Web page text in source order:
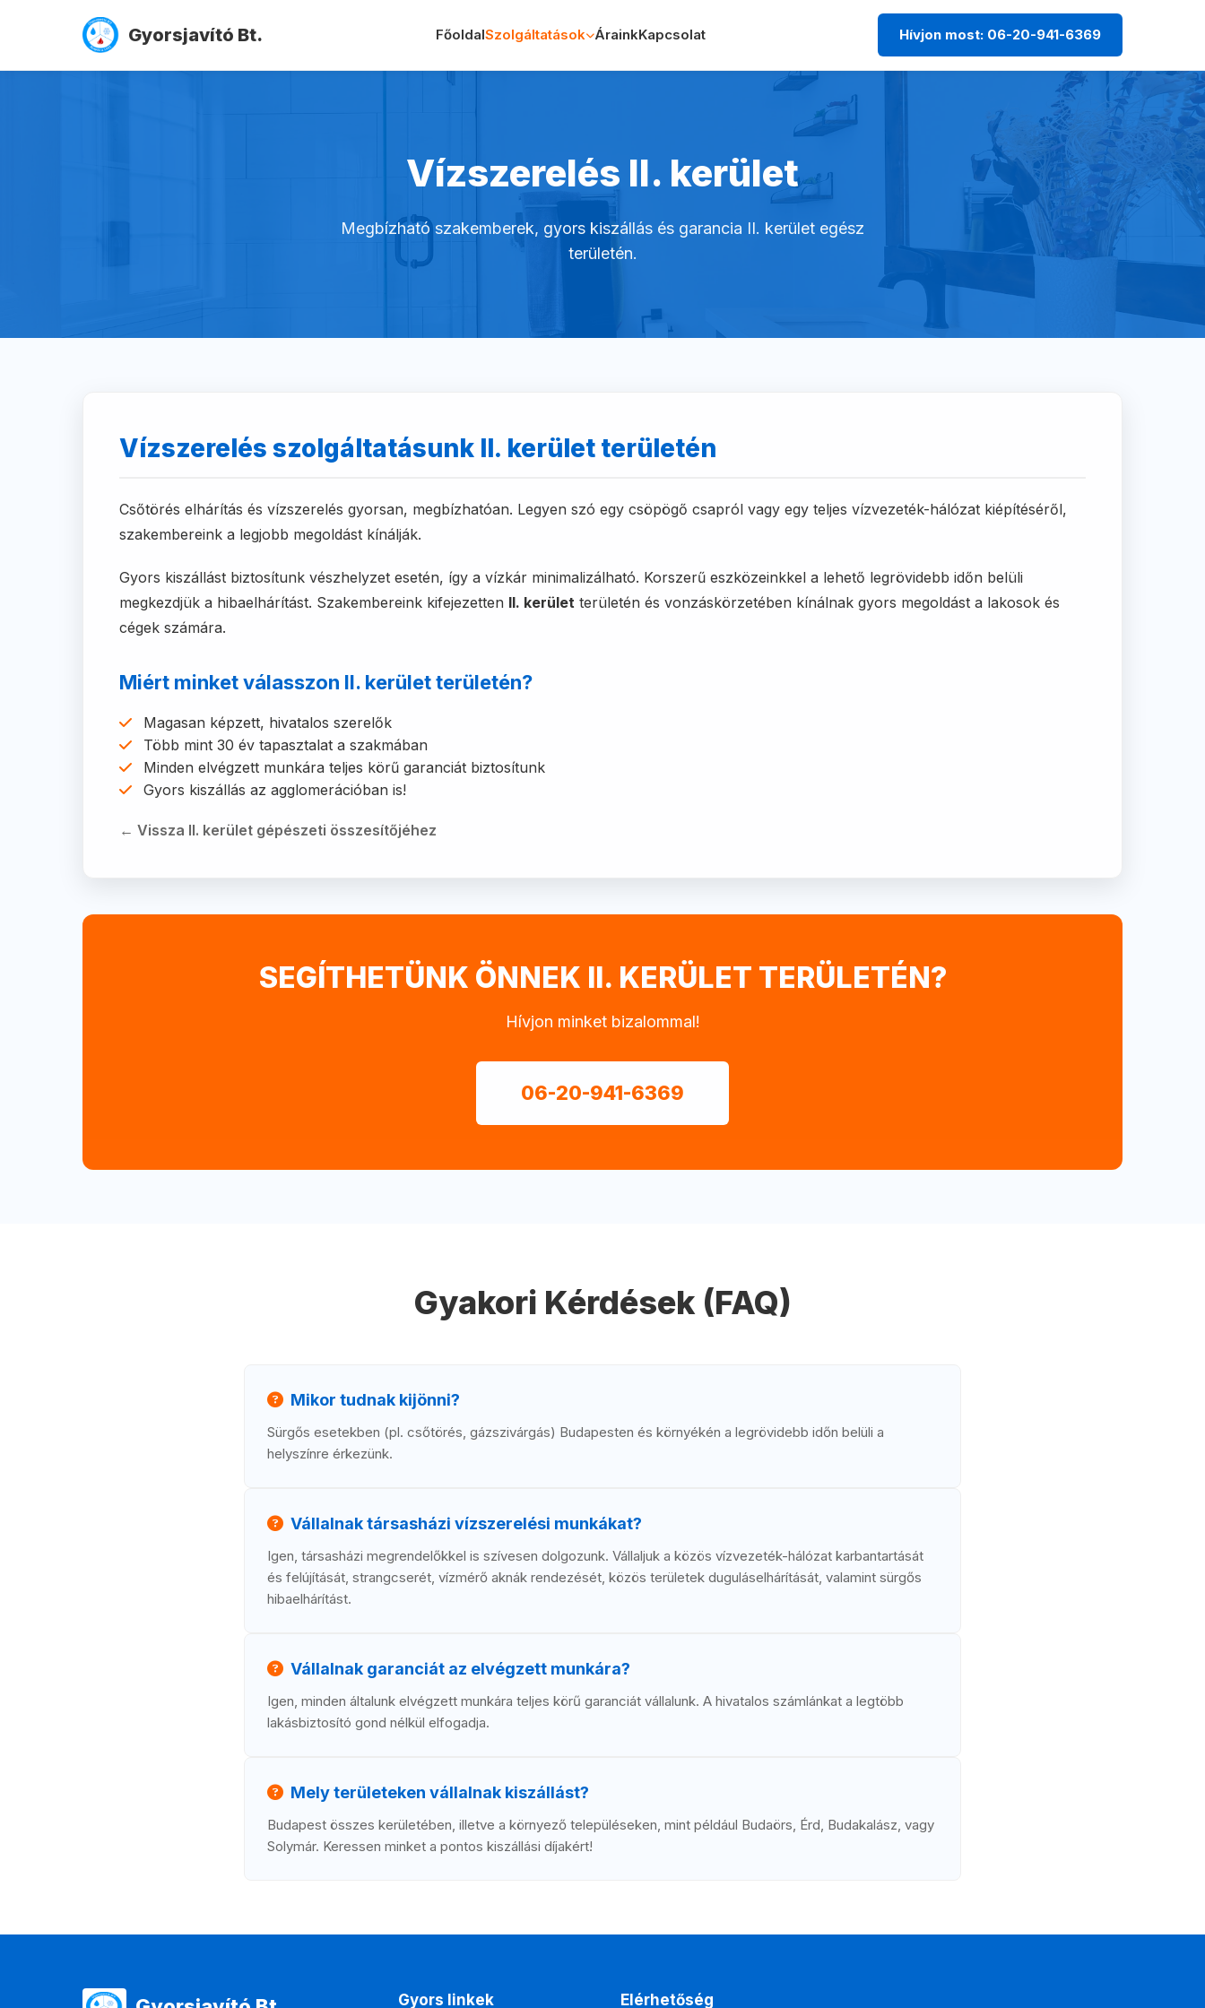
Gyorsjavító Bt. FőoldalSzolgáltatások ÁrainkKapcsolat Hívjon most: 06-20-941-6369
Vízszerelés II. kerület
Megbízható szakemberek, gyors kiszállás és garancia II. kerület egész
területén.
Vízszerelés szolgáltatásunk II. kerület területén
Csőtörés elhárítás és vízszerelés gyorsan, megbízhatóan. Legyen szó egy csöpögő csapról vagy egy teljes vízvezeték-hálózat kiépítéséről,
szakembereink a legjobb megoldást kínálják.
Gyors kiszállást biztosítunk vészhelyzet esetén, így a vízkár minimalizálható. Korszerű eszközeinkkel a lehető legrövidebb időn belüli
megkezdjük a hibaelhárítást. Szakembereink kifejezetten II. kerület területén és vonzáskörzetében kínálnak gyors megoldást a lakosok és
cégek számára.
Miért minket válasszon II. kerület területén?
Magasan képzett, hivatalos szerelők
Több mint 30 év tapasztalat a szakmában
Minden elvégzett munkára teljes körű garanciát biztosítunk
Gyors kiszállás az agglomerációban is!
← Vissza II. kerület gépészeti összesítőjéhez
SEGÍTHETÜNK ÖNNEK II. KERÜLET TERÜLETÉN?
Hívjon minket bizalommal!
06-20-941-6369
Gyakori Kérdések (FAQ)
Mikor tudnak kijönni?
Sürgős esetekben (pl. csőtörés, gázszivárgás) Budapesten és környékén a legrövidebb időn belüli a
helyszínre érkezünk.
Vállalnak társasházi vízszerelési munkákat?
Igen, társasházi megrendelőkkel is szívesen dolgozunk. Vállaljuk a közös vízvezeték-hálózat karbantartását
és felújítását, strangcserét, vízmérő aknák rendezését, közös területek duguláselhárítását, valamint sürgős
hibaelhárítást.
Vállalnak garanciát az elvégzett munkára?
Igen, minden általunk elvégzett munkára teljes körű garanciát vállalunk. A hivatalos számlánkat a legtöbb
lakásbiztosító gond nélkül elfogadja.
Mely területeken vállalnak kiszállást?
Budapest összes kerületében, illetve a környező településeken, mint például Budaörs, Érd, Budakalász, vagy
Solymár. Keressen minket a pontos kiszállási díjakért!
Gyors linkek Elérhetőség